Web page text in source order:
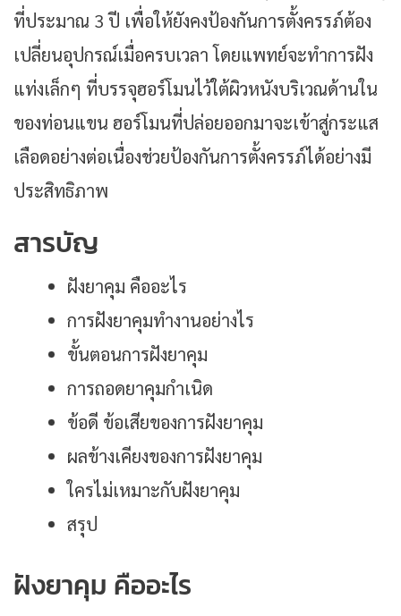
ที่ประมาณ 3 ปี เพื่อให้ยังคงป้องกันการตั้งครรภ์ต้อง
เปลี่ยนอุปกรณ์เมื่อครบเวลา โดยแพทย์จะทำการฝัง
แท่งเล็กๆ ที่บรรจุฮอร์โมนไว้ใต้ผิวหนังบริเวณด้านใน
ของท่อนแขน ฮอร์โมนที่ปล่อยออกมาจะเข้าสู่กระแส
เลือดอย่างต่อเนื่องช่วยป้องกันการตั้งครรภ์ได้อย่างมี
ประสิทธิภาพ
สารบัญ
ฝังยาคุม คืออะไร
การฝังยาคุมทำงานอย่างไร
ขั้นตอนการฝังยาคุม
การถอดยาคุมกำเนิด
ข้อดี ข้อเสียของการฝังยาคุม
ผลข้างเคียงของการฝังยาคุม
ใครไม่เหมาะกับฝังยาคุม
สรุป
ฝังยาคุม คืออะไร